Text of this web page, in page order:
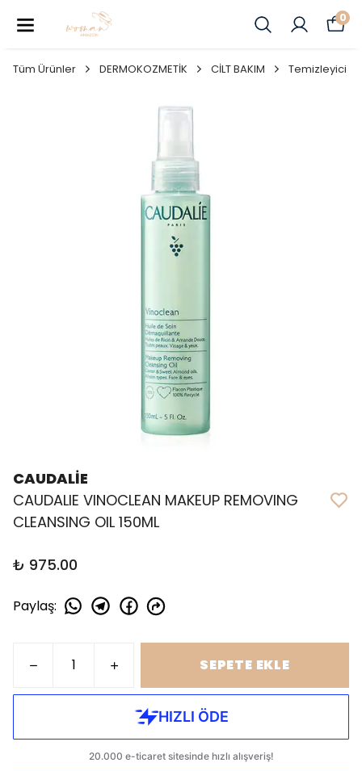
0
Tüm Ürünler DERMOKOZMETİK CİLT BAKIM Temizleyici
CAUDALİE
CAUDALIE VINOCLEAN MAKEUP REMOVING
CLEANSING OIL 150ML
₺ 975.00
Paylaş:
SEPETE EKLE